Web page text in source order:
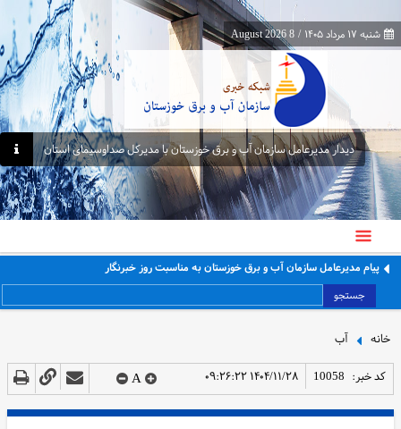
شنبه ۱۷ مرداد ۱۴۰۵ /
8 August 2026
دیدار مدیرعامل سازمان آب و برق خوزستان با مدیرکل صداوسیمای استان
پیام مدیرعامل سازمان آب و برق خوزستان به مناسبت روز خبرنگار
جستجو
خانه آب
کد خبر: 10058 ۱۴۰۴/۱۱/۲۸ ۰۹:۲۶:۲۲ A